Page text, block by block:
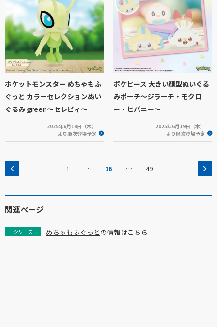
ポケットモンスター めちゃもふ
ぐっと カラーセレクションぬい
ぐるみ green～セレビィ～
2025年6月19日（木）
より順次登場予定
ポケピース 大きい顔型ぬいぐる
みポーチ～ジラーチ・モクロ
ー・ヒバニー～
2025年6月19日（木）
より順次登場予定
1 … 16 … 49
関連ページ
シリーズ めちゃもふぐっとの情報はこちら